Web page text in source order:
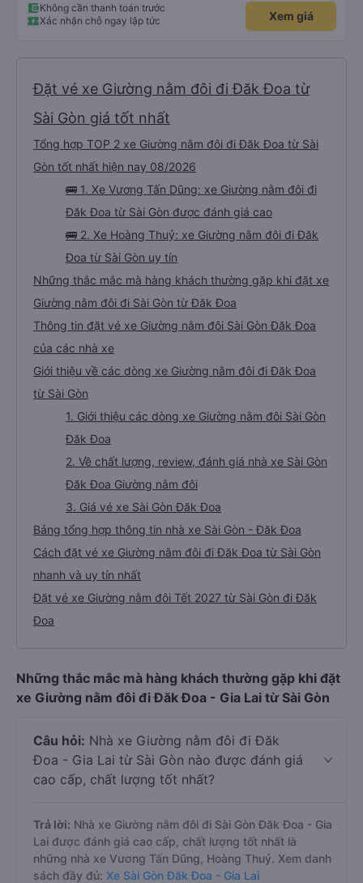
Chúng tôi cũng sẽ viết bài trên các nền tảng về trải nghiệm của tôi cả về
Dalat lẫn vé xe rẻ. Xin cảm ơn.
Không cần thanh toán trước
Xác nhận chỗ ngay lập tức
Xem giá
Đặt vé xe Giường nằm đôi đi Đăk Đoa từ
Sài Gòn giá tốt nhất
Tổng hợp TOP 2 xe Giường nằm đôi đi Đăk Đoa từ Sài
Gòn tốt nhất hiện nay 08/2026
🚌 1. Xe Vương Tấn Dũng: xe Giường nằm đôi đi
Đăk Đoa từ Sài Gòn được đánh giá cao
🚌 2. Xe Hoàng Thuỷ: xe Giường nằm đôi đi Đăk
Đoa từ Sài Gòn uy tín
Những thắc mắc mà hàng khách thường gặp khi đặt xe
Giường nằm đôi đi Sài Gòn từ Đăk Đoa
Thông tin đặt vé xe Giường nằm đôi Sài Gòn Đăk Đoa
của các nhà xe
Giới thiệu về các dòng xe Giường nằm đôi đi Đăk Đoa
từ Sài Gòn
1. Giới thiệu các dòng xe Giường nằm đôi Sài Gòn
Đăk Đoa
2. Về chất lượng, review, đánh giá nhà xe Sài Gòn
Đăk Đoa Giường nằm đôi
3. Giá vé xe Sài Gòn Đăk Đoa
Bảng tổng hợp thông tin nhà xe Sài Gòn - Đăk Đoa
Cách đặt vé xe Giường nằm đôi đi Đăk Đoa từ Sài Gòn
nhanh và uy tín nhất
Đặt vé xe Giường nằm đôi Tết 2027 từ Sài Gòn đi Đăk
Đoa
Những thắc mắc mà hàng khách thường gặp khi đặt
xe Giường nằm đôi đi Đăk Đoa - Gia Lai từ Sài Gòn
Câu hỏi: Nhà xe Giường nằm đôi đi Đăk
Đoa - Gia Lai từ Sài Gòn nào được đánh giá
cao cấp, chất lượng tốt nhất?
Trả lời: Nhà xe Giường nằm đôi đi Sài Gòn Đăk Đoa - Gia
Lai được đánh giá cao cấp, chất lượng tốt nhất là
những nhà xe Vương Tấn Dũng, Hoàng Thuỷ. Xem danh
sách đầy đủ: Xe Sài Gòn Đăk Đoa - Gia Lai